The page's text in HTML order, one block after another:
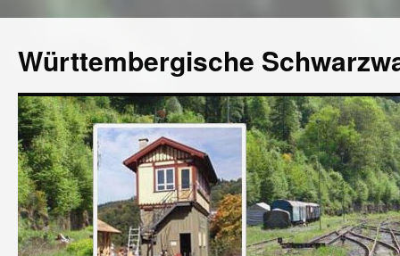
Württembergische